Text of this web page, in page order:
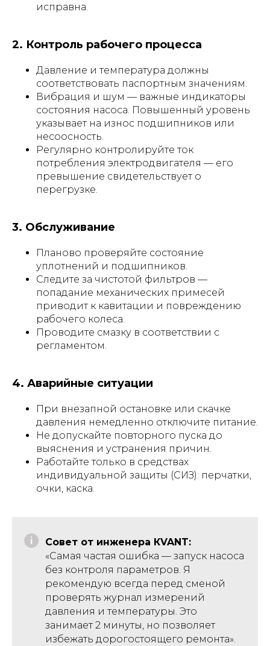
исправна.
2. Контроль рабочего процесса
Давление и температура должны
соответствовать паспортным значениям.
Вибрация и шум — важные индикаторы
состояния насоса. Повышенный уровень
указывает на износ подшипников или
несоосность.
Регулярно контролируйте ток
потребления электродвигателя — его
превышение свидетельствует о
перегрузке.
3. Обслуживание
Планово проверяйте состояние
уплотнений и подшипников.
Следите за чистотой фильтров —
попадание механических примесей
приводит к кавитации и повреждению
рабочего колеса.
Проводите смазку в соответствии с
регламентом.
4. Аварийные ситуации
При внезапной остановке или скачке
давления немедленно отключите питание.
Не допускайте повторного пуска до
выяснения и устранения причин.
Работайте только в средствах
индивидуальной защиты (СИЗ): перчатки,
очки, каска.
Совет от инженера КVANT:
«Самая частая ошибка — запуск насоса
без контроля параметров. Я
рекомендую всегда перед сменой
проверять журнал измерений
давления и температуры. Это
занимает 2 минуты, но позволяет
избежать дорогостоящего ремонта».